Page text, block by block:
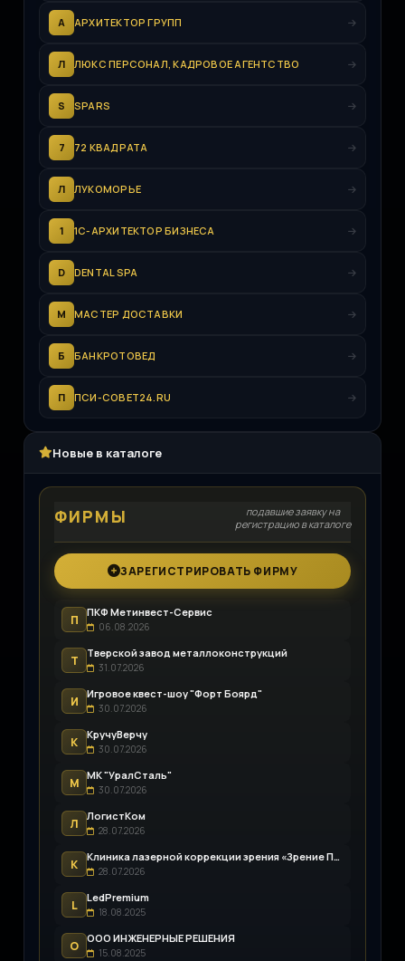
А АРХИТЕКТОР ГРУПП
Л ЛЮКС ПЕРСОНАЛ, КАДРОВОЕ АГЕНТСТВО
S SPARS
7 72 КВАДРАТА
Л ЛУКОМОРЬЕ
1 1С-АРХИТЕКТОР БИЗНЕСА
D DENTAL SPA
М МАСТЕР ДОСТАВКИ
Б БАНКРОТОВЕД
П ПСИ-СОВЕТ24.RU
Новые в каталоге
ФИРМЫ
подавшие заявку на
регистрацию в каталоге
ЗАРЕГИСТРИРОВАТЬ ФИРМУ
П
ПКФ Метинвест-Сервис
06.08.2026
Т
Тверской завод металлоконструкций
31.07.2026
И
Игровое квест-шоу "Форт Боярд"
30.07.2026
К
КручуВерчу
30.07.2026
М
МК "УралСталь"
30.07.2026
Л
ЛогистКом
28.07.2026
К
Клиника лазерной коррекции зрения «Зрение Пенза»
28.07.2026
L
LedPremium
18.08.2025
О
ООО ИНЖЕНЕРНЫЕ РЕШЕНИЯ
15.08.2025